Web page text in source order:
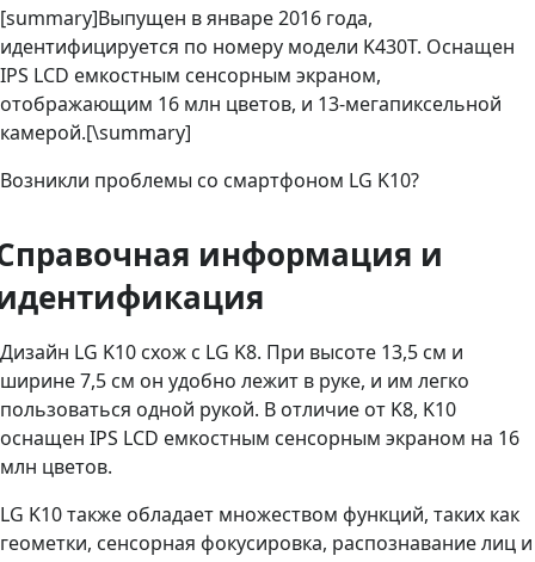
[summary]Выпущен в январе 2016 года,
идентифицируется по номеру модели K430T. Оснащен
IPS LCD емкостным сенсорным экраном,
отображающим 16 млн цветов, и 13-мегапиксельной
камерой.[\summary]
Возникли проблемы со смартфоном LG K10?
информация и
Дизайн LG K10 схож с LG K8. При высоте 13,5 см и
ширине 7,5 см он удобно лежит в руке, и им легко
пользоваться одной рукой. В отличие от K8, K10
оснащен IPS LCD емкостным сенсорным экраном на 16
млн цветов.
LG K10 также обладает множеством функций, таких как
геометки, сенсорная фокусировка, распознавание лиц и